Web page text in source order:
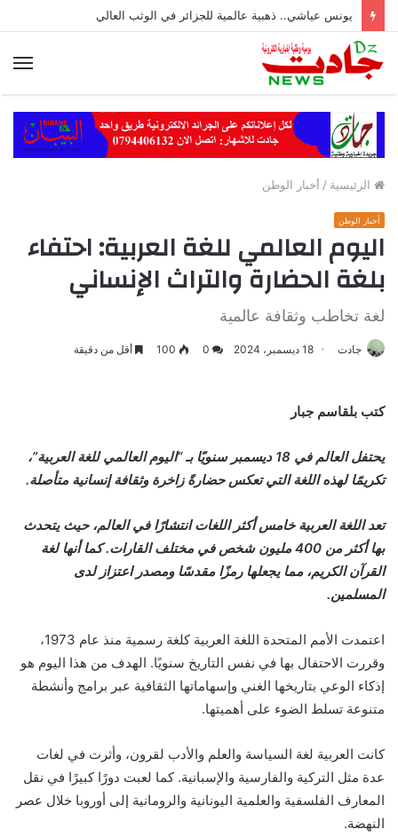
يونس عياشي.. ذهبية عالمية للجزائر في الوثب العالي
الرئيسية / أخبار الوطن
أخبار الوطن
اليوم العالمي للغة العربية: احتفاء
بلغة الحضارة والتراث الإنساني
لغة تخاطب وثقافة عالمية
جادت 18 ديسمبر، 2024 0
100 أقل من دقيقة
كتب بلقاسم جبار
يحتفل العالم في 18 ديسمبر سنويًا بـ “اليوم العالمي للغة العربية”،
تكريمًا لهذه اللغة التي تعكس حضارةً زاخرة وثقافة إنسانية متأصلة.
تعد اللغة العربية خامس أكثر اللغات انتشارًا في العالم، حيث يتحدث
بها أكثر من 400 مليون شخص في مختلف القارات. كما أنها لغة
القرآن الكريم، مما يجعلها رمزًا مقدسًا ومصدر اعتزاز لدى
المسلمين.
اعتمدت الأمم المتحدة اللغة العربية كلغة رسمية منذ عام 1973،
وقررت الاحتفال بها في نفس التاريخ سنويًا. الهدف من هذا اليوم هو
إذكاء الوعي بتاريخها الغني وإسهاماتها الثقافية عبر برامج وأنشطة
متنوعة تسلط الضوء على أهميتها.
كانت العربية لغة السياسة والعلم والأدب لقرون، وأثرت في لغات
عدة مثل التركية والفارسية والإسبانية. كما لعبت دورًا كبيرًا في نقل
المعارف الفلسفية والعلمية اليونانية والرومانية إلى أوروبا خلال عصر
النهضة.